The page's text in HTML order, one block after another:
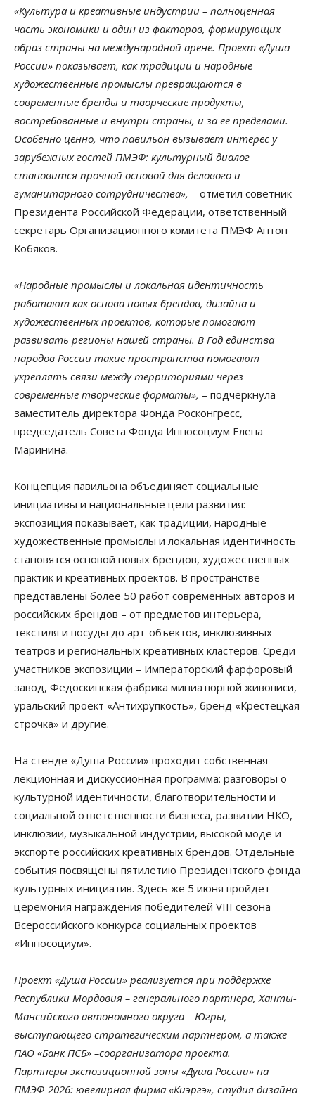
«Культура и креативные индустрии – полноценная
часть экономики и один из факторов, формирующих
образ страны на международной арене. Проект «Душа
России» показывает, как традиции и народные
художественные промыслы превращаются в
современные бренды и творческие продукты,
востребованные и внутри страны, и за ее пределами.
Особенно ценно, что павильон вызывает интерес у
зарубежных гостей ПМЭФ: культурный диалог
становится прочной основой для делового и
гуманитарного сотрудничества», – отметил советник
Президента Российской Федерации, ответственный
секретарь Организационного комитета ПМЭФ Антон
Кобяков.
«Народные промыслы и локальная идентичность
работают как основа новых брендов, дизайна и
художественных проектов, которые помогают
развивать регионы нашей страны. В Год единства
народов России такие пространства помогают
укреплять связи между территориями через
современные творческие форматы», – подчеркнула
заместитель директора Фонда Росконгресс,
председатель Совета Фонда Инносоциум Елена
Маринина.
Концепция павильона объединяет социальные
инициативы и национальные цели развития:
экспозиция показывает, как традиции, народные
художественные промыслы и локальная идентичность
становятся основой новых брендов, художественных
практик и креативных проектов. В пространстве
представлены более 50 работ современных авторов и
российских брендов – от предметов интерьера,
текстиля и посуды до арт-объектов, инклюзивных
театров и региональных креативных кластеров. Среди
участников экспозиции – Императорский фарфоровый
завод, Федоскинская фабрика миниатюрной живописи,
уральский проект «Антихрупкость», бренд «Крестецкая
строчка» и другие.
На стенде «Душа России» проходит собственная
лекционная и дискуссионная программа: разговоры о
культурной идентичности, благотворительности и
социальной ответственности бизнеса, развитии НКО,
инклюзии, музыкальной индустрии, высокой моде и
экспорте российских креативных брендов. Отдельные
события посвящены пятилетию Президентского фонда
культурных инициатив. Здесь же 5 июня пройдет
церемония награждения победителей VIII сезона
Всероссийского конкурса социальных проектов
«Инносоциум».
Проект «Душа России» реализуется при поддержке
Республики Мордовия – генерального партнера, Ханты-
Мансийского автономного округа – Югры,
выступающего стратегическим партнером, а также
ПАО «Банк ПСБ» –соорганизатора проекта.
Партнеры экспозиционной зоны «Душа России» на
ПМЭФ-2026: ювелирная фирма «Киэргэ», студия дизайна